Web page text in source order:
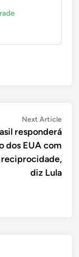
Next ArticleNext
responderá
dos EUA com
reciprocidade,
diz Lula